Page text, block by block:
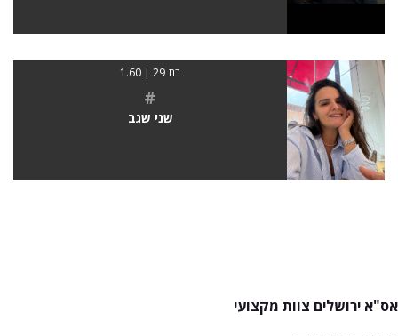
בת 29 | 1.60
#
שני שגב
אס"א ירושלים צוות מקצועי